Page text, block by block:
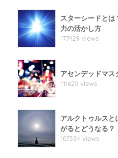
スターシードと
力の活かし方
177429 views
アセンデッドマス
111620 views
アルクトゥルスと
がるとどうなる？
107354 views